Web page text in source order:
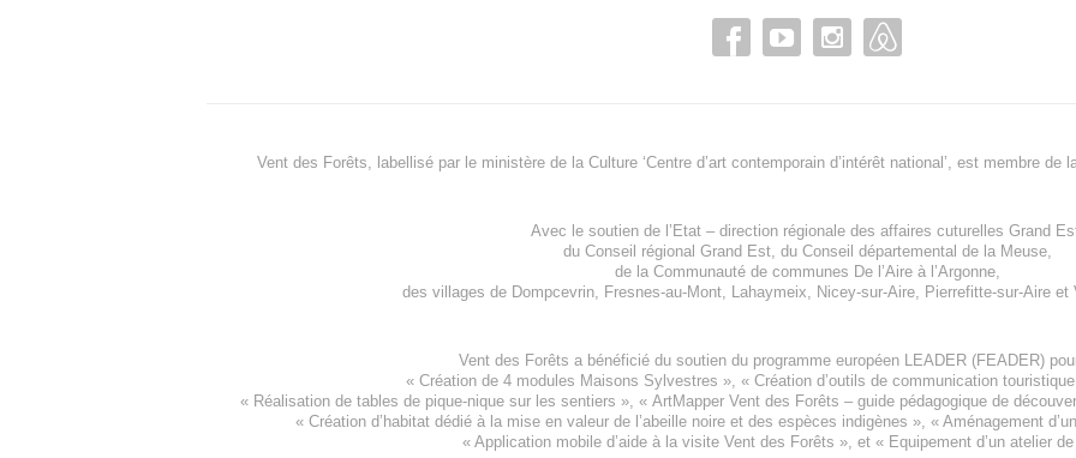
Vent des Forêts, labellisé par le ministère de la Culture ‘Centre d’art contemporain d’intérêt national’, est membre de
Avec le soutien de l’ Etat – direction régionale des affaires cuturelles Grand
du Conseil régional Grand Est, du Conseil départemental de la Meuse,
de la Communauté de communes De l’Aire à l’Argonne,
des villages de Dompcevrin, Fresnes-au-Mont, Lahaymeix, Nicey-sur-Aire, Pierrefitte-sur-Aireet
Vent des Forêts a bénéficié du soutien du programme européen LEADER (FEADER)
« Création de 4 modules Maisons Sylvestres », « Création d’outils de communication
« Réalisation de tables de pique-nique sur les sentiers », « ArtMapper Vent des Forêts – guide pédagogique de
« Création d’habitat dédié à la mise en valeur de l’abeille noire et des espèces indigènes », « Aménagement
« Application mobile d’aide à la visite Vent des Forêts », et « Equipement d’un atelier